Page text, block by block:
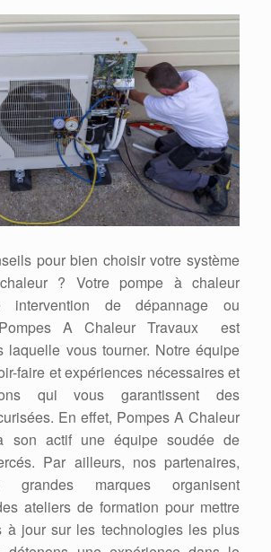
pour bien choisir votre système
? Votre pompe à chaleur
intervention de dépannage ou
A Chaleur Travaux est
laquelle vous tourner. Notre équipe
faire et expériences nécessaires et
qui vous garantissent des
En effet, Pompes A Chaleur
actif une équipe soudée de
Par ailleurs, nos partenaires,
grandes marques organisent
ateliers de formation pour mettre
à jour sur les technologies les plus